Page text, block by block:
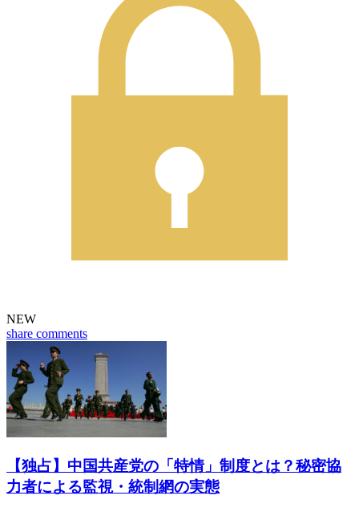
NEW
share comments
【独占】中国共産党の「特情」制度とは？秘密協
力者による監視・統制網の実態